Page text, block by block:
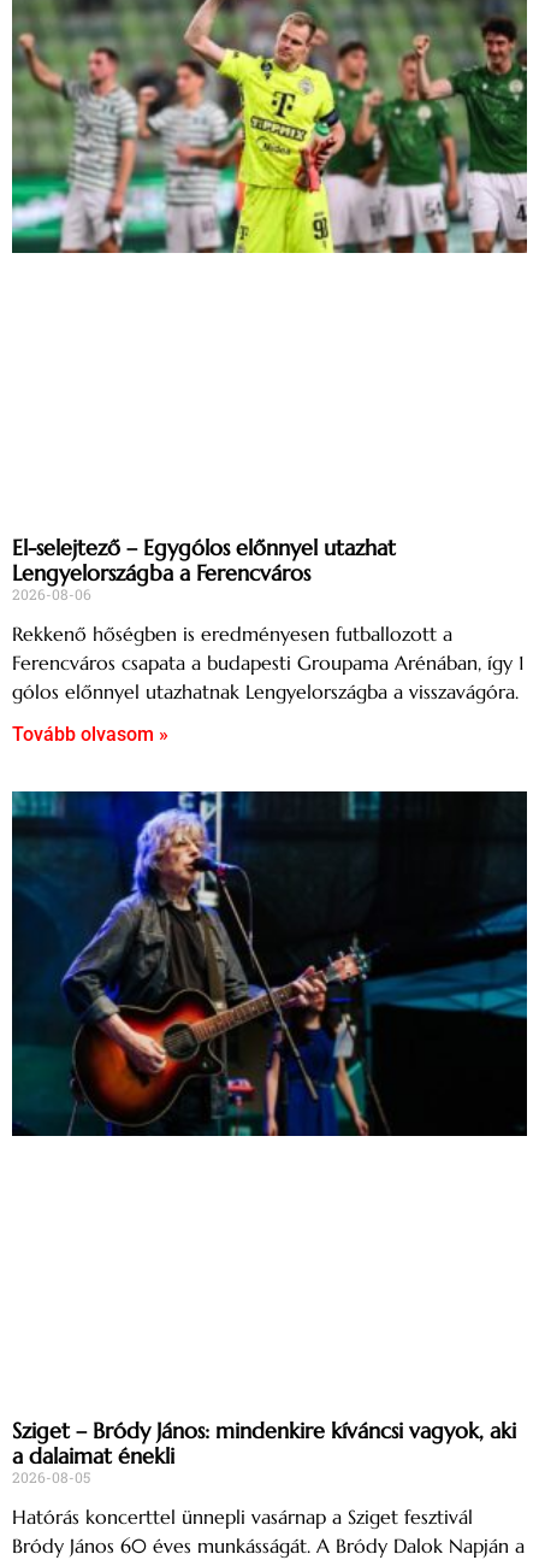
El-selejtező – Egygólos előnnyel utazhat
Lengyelországba a Ferencváros
2026-08-06
Rekkenő hőségben is eredményesen futballozott a
Ferencváros csapata a budapesti Groupama Arénában, így 1
gólos előnnyel utazhatnak Lengyelországba a visszavágóra.
Tovább olvasom »
Sziget – Bródy János: mindenkire kíváncsi vagyok, aki
a dalaimat énekli
2026-08-05
Hatórás koncerttel ünnepli vasárnap a Sziget fesztivál
Bródy János 60 éves munkásságát. A Bródy Dalok Napján a